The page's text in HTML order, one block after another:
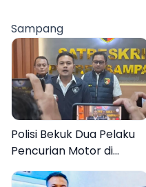
Organisasi
Sampang
Polisi Bekuk Dua Pelaku
Pencurian Motor di
Bajrasokah Sampang